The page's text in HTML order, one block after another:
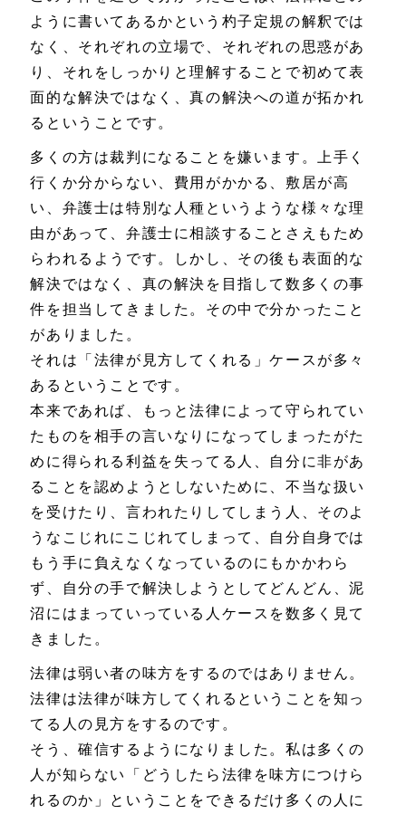
ように書いてあるかという杓子定規の解釈では
なく、それぞれの立場で、それぞれの思惑があ
り、それをしっかりと理解することで初めて表
面的な解決ではなく、真の解決への道が拓かれ
るということです。
多くの方は裁判になることを嫌います。上手く
行くか分からない、費用がかかる、敷居が高
い、弁護士は特別な人種というような様々な理
由があって、弁護士に相談することさえもため
らわれるようです。しかし、その後も表面的な
解決ではなく、真の解決を目指して数多くの事
件を担当してきました。その中で分かったこと
がありました。
それは「法律が見方してくれる」ケースが多々
あるということです。
本来であれば、もっと法律によって守られてい
たものを相手の言いなりになってしまったがた
めに得られる利益を失ってる人、自分に非があ
ることを認めようとしないために、不当な扱い
を受けたり、言われたりしてしまう人、そのよ
うなこじれにこじれてしまって、自分自身では
もう手に負えなくなっているのにもかかわら
ず、自分の手で解決しようとしてどんどん、泥
沼にはまっていっている人ケースを数多く見て
きました。
法律は弱い者の味方をするのではありません。
法律は法律が味方してくれるということを知っ
てる人の見方をするのです。
そう、確信するようになりました。私は多くの
人が知らない「どうしたら法律を味方につけら
れるのか」ということをできるだけ多くの人に